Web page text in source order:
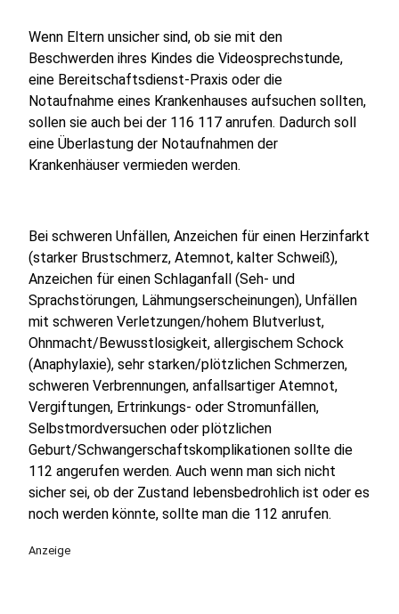
Wenn Eltern unsicher sind, ob sie mit den
Beschwerden ihres Kindes die Videosprechstunde,
eine Bereitschaftsdienst-Praxis oder die
Notaufnahme eines Krankenhauses aufsuchen sollten,
sollen sie auch bei der 116 117 anrufen. Dadurch soll
eine Überlastung der Notaufnahmen der
Krankenhäuser vermieden werden.
Bei schweren Unfällen, Anzeichen für einen Herzinfarkt
(starker Brustschmerz, Atemnot, kalter Schweiß),
Anzeichen für einen Schlaganfall (Seh- und
Sprachstörungen, Lähmungserscheinungen), Unfällen
mit schweren Verletzungen/hohem Blutverlust,
Ohnmacht/Bewusstlosigkeit, allergischem Schock
(Anaphylaxie), sehr starken/plötzlichen Schmerzen,
schweren Verbrennungen, anfallsartiger Atemnot,
Vergiftungen, Ertrinkungs- oder Stromunfällen,
Selbstmordversuchen oder plötzlichen
Geburt/Schwangerschaftskomplikationen sollte die
112 angerufen werden. Auch wenn man sich nicht
sicher sei, ob der Zustand lebensbedrohlich ist oder es
noch werden könnte, sollte man die 112 anrufen.
Anzeige